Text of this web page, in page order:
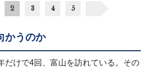
2 3 4 5
かうのか
だけで4回、富山を訪れている。その